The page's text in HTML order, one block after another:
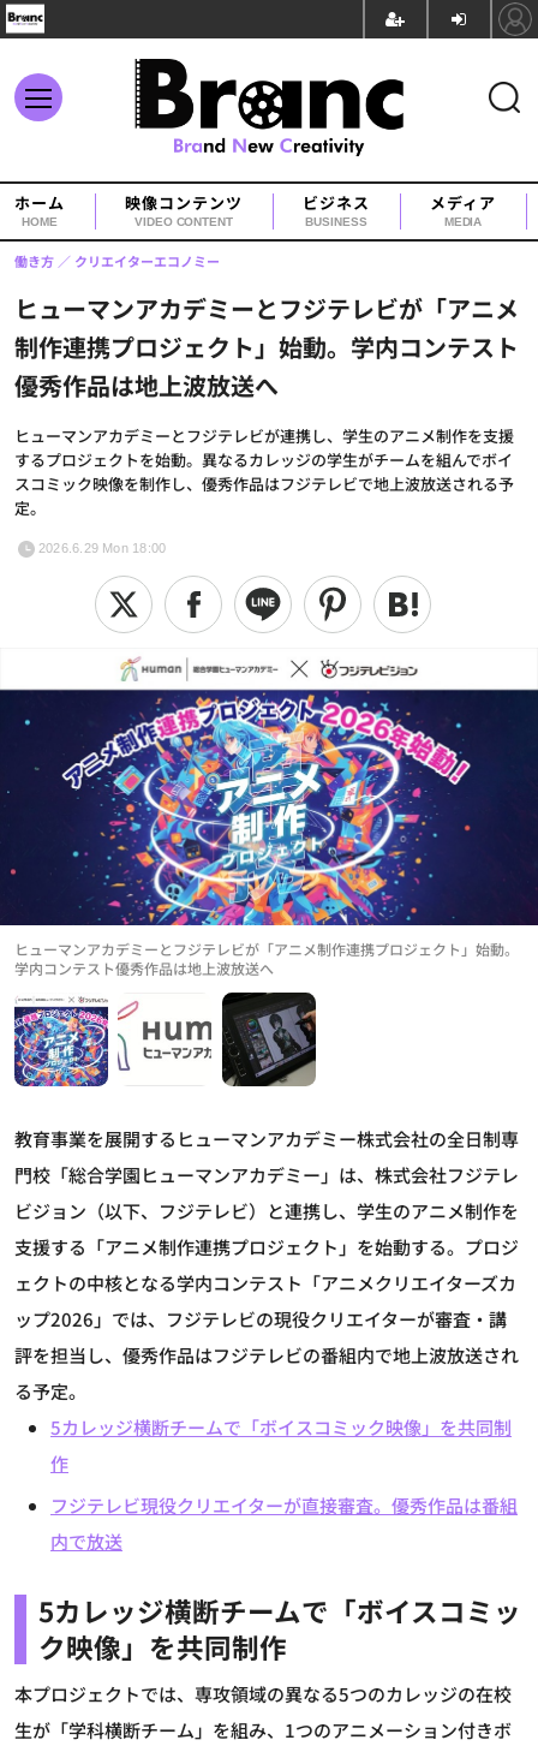
ホーム
HOME
映像コンテンツ
VIDEO CONTENT
ビジネス
BUSINESS
メディア
MEDIA
ヒューマンアカデミーとフジテレビが「アニメ
制作連携プロジェクト」始動。学内コンテスト
優秀作品は地上波放送へ
ヒューマンアカデミーとフジテレビが連携し、学生のアニメ制作を支援
するプロジェクトを始動。異なるカレッジの学生がチームを組んでボイ
スコミック映像を制作し、優秀作品はフジテレビで地上波放送される予
定。
働き方 クリエイターエコノミー
2026.6.29 Mon 18:00
ヒューマンアカデミーとフジテレビが「アニメ制作連携プロジェクト」始動。
学内コンテスト優秀作品は地上波放送へ
教育事業を展開するヒューマンアカデミー株式会社の全日制専
門校「総合学園ヒューマンアカデミー」は、株式会社フジテレ
ビジョン（以下、フジテレビ）と連携し、学生のアニメ制作を
支援する「アニメ制作連携プロジェクト」を始動する。プロジ
ェクトの中核となる学内コンテスト「アニメクリエイターズカ
ップ2026」では、フジテレビの現役クリエイターが審査・講
評を担当し、優秀作品はフジテレビの番組内で地上波放送され
る予定。
5カレッジ横断チームで「ボイスコミック映像」を共同制
作
フジテレビ現役クリエイターが直接審査。優秀作品は番組
内で放送
5カレッジ横断チームで「ボイスコミッ
ク映像」を共同制作
本プロジェクトでは、専攻領域の異なる5つのカレッジの在校
生が「学科横断チーム」を組み、1つのアニメーション付きボ